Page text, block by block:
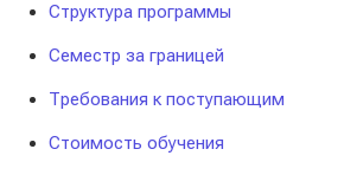
Структура программы
Семестр за границей
Требования к поступающим
Стоимость обучения